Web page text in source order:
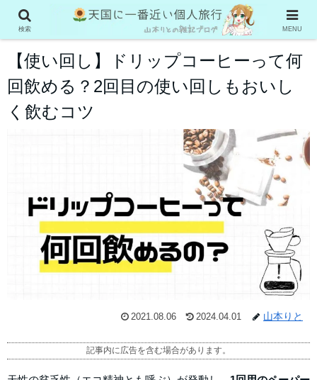
グルメ系
【使い回し】ドリップコーヒーって何
回飲める？2回目の使い回しもおいし
く飲むコツ
2021.08.06 2024.04.01 山本りと
記事内に広告を含む場合があります。
検索 MENU